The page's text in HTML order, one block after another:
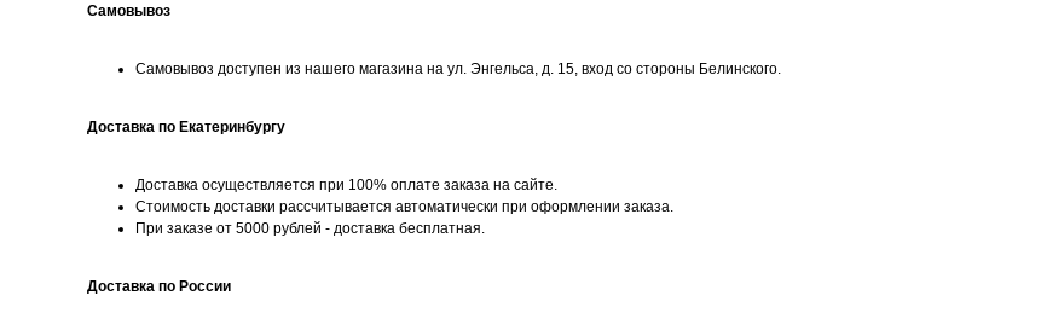
Самовывоз
Самовывоз доступен из нашего магазина на ул. Энгельса, д. 15, вход со стороны Белинского.
Доставка по Екатеринбургу
Доставка осуществляется при 100% оплате заказа на сайте.
Стоимость доставки рассчитывается автоматически при оформлении заказа.
При заказе от 5000 рублей - доставка бесплатная.
Доставка по России